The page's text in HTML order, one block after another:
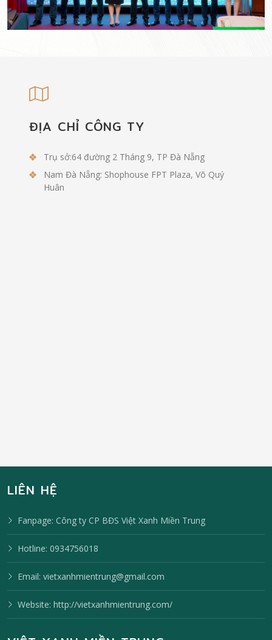
ĐỊA CHỈ CÔNG TY
Trụ sở:64 đường 2 Tháng 9, TP Đà Nẵng
Nam Đà Nẵng: Shophouse FPT Plaza, Võ Quý
Huân
LIÊN HỆ
Fanpage: Công ty CP BĐS Việt Xanh Miền Trung
Hotline: 0934756018
Email: vietxanhmientrung@gmail.com
Website: http://vietxanhmientrung.com/